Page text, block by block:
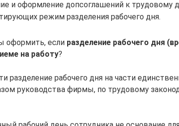
и оформление допсоглашений к трудовому
режим разделения рабочего дня.
оформить, если разделение рабочего дня
на работу?
разделение рабочего дня на части
руководства фирмы, по трудовому